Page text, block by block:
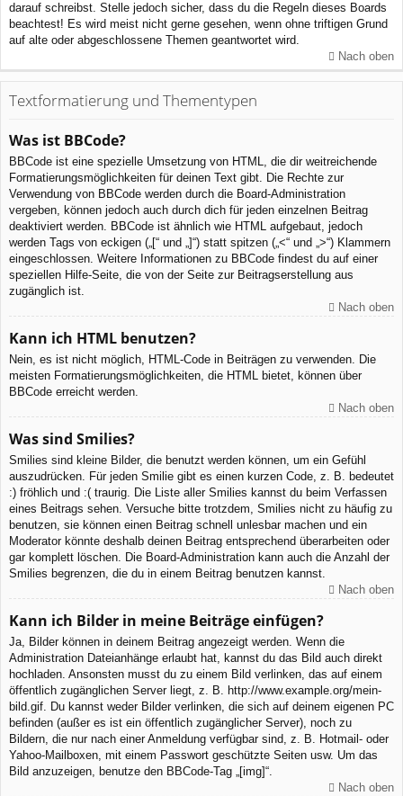
darauf schreibst. Stelle jedoch sicher, dass du die Regeln dieses Boards
beachtest! Es wird meist nicht gerne gesehen, wenn ohne triftigen Grund
auf alte oder abgeschlossene Themen geantwortet wird.
Nach oben
Textformatierung und Thementypen
Was ist BBCode?
BBCode ist eine spezielle Umsetzung von HTML, die dir weitreichende
Formatierungsmöglichkeiten für deinen Text gibt. Die Rechte zur
Verwendung von BBCode werden durch die Board-Administration
vergeben, können jedoch auch durch dich für jeden einzelnen Beitrag
deaktiviert werden. BBCode ist ähnlich wie HTML aufgebaut, jedoch
werden Tags von eckigen („[“ und „]“) statt spitzen („<“ und „>“) Klammern
eingeschlossen. Weitere Informationen zu BBCode findest du auf einer
speziellen Hilfe-Seite, die von der Seite zur Beitragserstellung aus
zugänglich ist.
Nach oben
Kann ich HTML benutzen?
Nein, es ist nicht möglich, HTML-Code in Beiträgen zu verwenden. Die
meisten Formatierungsmöglichkeiten, die HTML bietet, können über
BBCode erreicht werden.
Nach oben
Was sind Smilies?
Smilies sind kleine Bilder, die benutzt werden können, um ein Gefühl
auszudrücken. Für jeden Smilie gibt es einen kurzen Code, z. B. bedeutet
:) fröhlich und :( traurig. Die Liste aller Smilies kannst du beim Verfassen
eines Beitrags sehen. Versuche bitte trotzdem, Smilies nicht zu häufig zu
benutzen, sie können einen Beitrag schnell unlesbar machen und ein
Moderator könnte deshalb deinen Beitrag entsprechend überarbeiten oder
gar komplett löschen. Die Board-Administration kann auch die Anzahl der
Smilies begrenzen, die du in einem Beitrag benutzen kannst.
Nach oben
Kann ich Bilder in meine Beiträge einfügen?
Ja, Bilder können in deinem Beitrag angezeigt werden. Wenn die
Administration Dateianhänge erlaubt hat, kannst du das Bild auch direkt
hochladen. Ansonsten musst du zu einem Bild verlinken, das auf einem
öffentlich zugänglichen Server liegt, z. B. http://www.example.org/mein-
bild.gif. Du kannst weder Bilder verlinken, die sich auf deinem eigenen PC
befinden (außer es ist ein öffentlich zugänglicher Server), noch zu
Bildern, die nur nach einer Anmeldung verfügbar sind, z. B. Hotmail- oder
Yahoo-Mailboxen, mit einem Passwort geschützte Seiten usw. Um das
Bild anzuzeigen, benutze den BBCode-Tag „[img]“.
Nach oben